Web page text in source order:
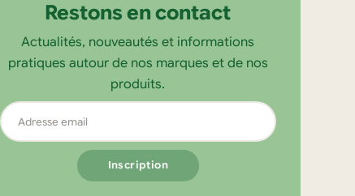
Restons en contact
Actualités, nouveautés et informations
pratiques autour de nos marques et de nos
produits.
Adresse
email